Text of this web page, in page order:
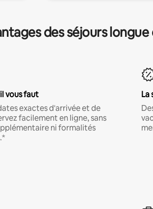
des séjours longue
vous faut
exactes d'arrivée et de
facilement en ligne, sans
ni formalités
La